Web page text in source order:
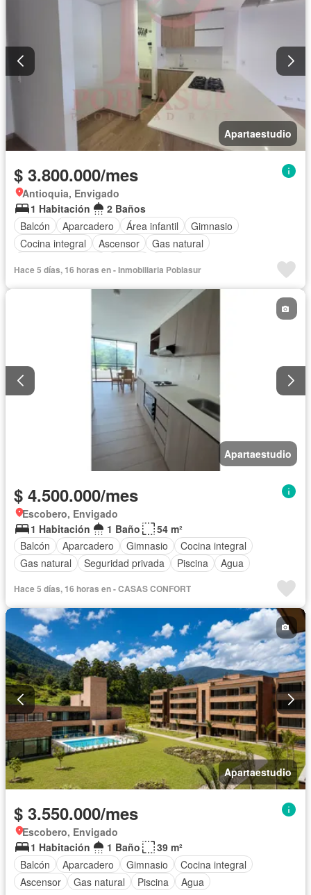
Apartaestudio
$ 3.800.000/mes
Antioquia, Envigado
1 Habitación
2 Baños
Balcón
Aparcadero Área infantil
Gimnasio
Cocina integral
Ascensor
Gas natural
Hace 5 días, 16 horas en - Inmobiliaria Poblasur
Apartaestudio
$ 4.500.000/mes
Escobero, Envigado
1 Habitación
1 Baño
54 m²
Balcón
Aparcadero Gimnasio
Cocina integral
Gas natural
Seguridad privada Piscina Agua
Hace 5 días, 16 horas en - CASAS CONFORT
Apartaestudio
$ 3.550.000/mes
Escobero, Envigado
1 Habitación
1 Baño
39 m²
Balcón
Aparcadero Gimnasio
Cocina integral
Ascensor
Gas natural Piscina Agua